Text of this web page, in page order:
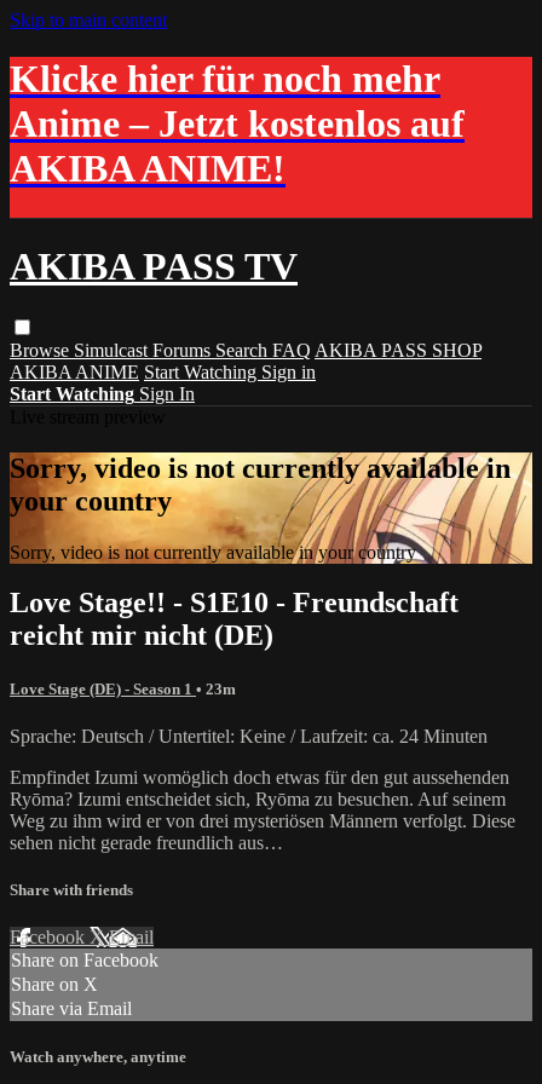
Skip to main content
Klicke hier für noch mehr
Anime – Jetzt kostenlos auf
AKIBA ANIME!
AKIBA PASS TV
Browse Simulcast Forums Search FAQ AKIBA PASS SHOP
AKIBA ANIME Start Watching Sign in
Start Watching Sign In
Sorry, video is not currently available in
your country
Sorry, video is not currently available in your country
Love Stage!! - S1E10 - Freundschaft
reicht mir nicht (DE)
Love Stage (DE) - Season 1 • 23m
Sprache: Deutsch / Untertitel: Keine / Laufzeit: ca. 24 Minuten
Empfindet Izumi womöglich doch etwas für den gut aussehenden
Ryōma? Izumi entscheidet sich, Ryōma zu besuchen. Auf seinem
Weg zu ihm wird er von drei mysteriösen Männern verfolgt. Diese
sehen nicht gerade freundlich aus…
Share with friends
Facebook XEmail
Share on Facebook
Share on X
Share via Email
Watch anywhere, anytime